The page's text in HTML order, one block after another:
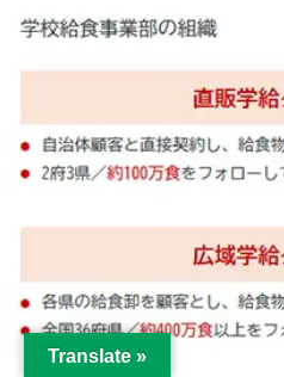
Translate »